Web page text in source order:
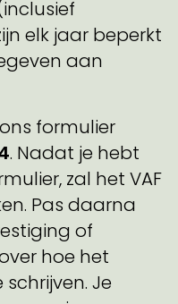
elk jaar beperkt
aan
formulier
. Nadat je hebt
zal het VAF
Pas daarna
of
hoe het
Je